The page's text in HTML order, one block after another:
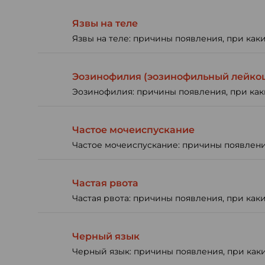
Язвы на теле
Язвы на теле: причины появления, при
Эозинофилия (эозинофильный
Эозинофилия: причины появления, при
Частое мочеиспускание
Частое мочеиспускание: причины
Частая рвота
Частая рвота: причины появления, при
Черный язык
Черный язык: причины появления, при